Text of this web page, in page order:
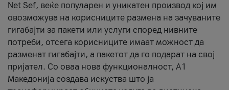
Net Sef, веќе популарен и уникатен производ кој им
овозможува на корисниците размена на зачуваните
гигабајти за пакети или услуги според нивните
потреби, отсега корисниците имаат можност да
разменат гигабајти, а пакетот да го подарат на свој
пријател. Со оваа нова функционалност, А1
Македонија создава искуства што ја